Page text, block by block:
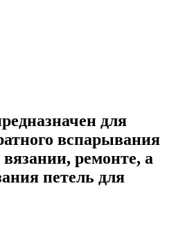
для
вспарывания
ремонте, а
петель для